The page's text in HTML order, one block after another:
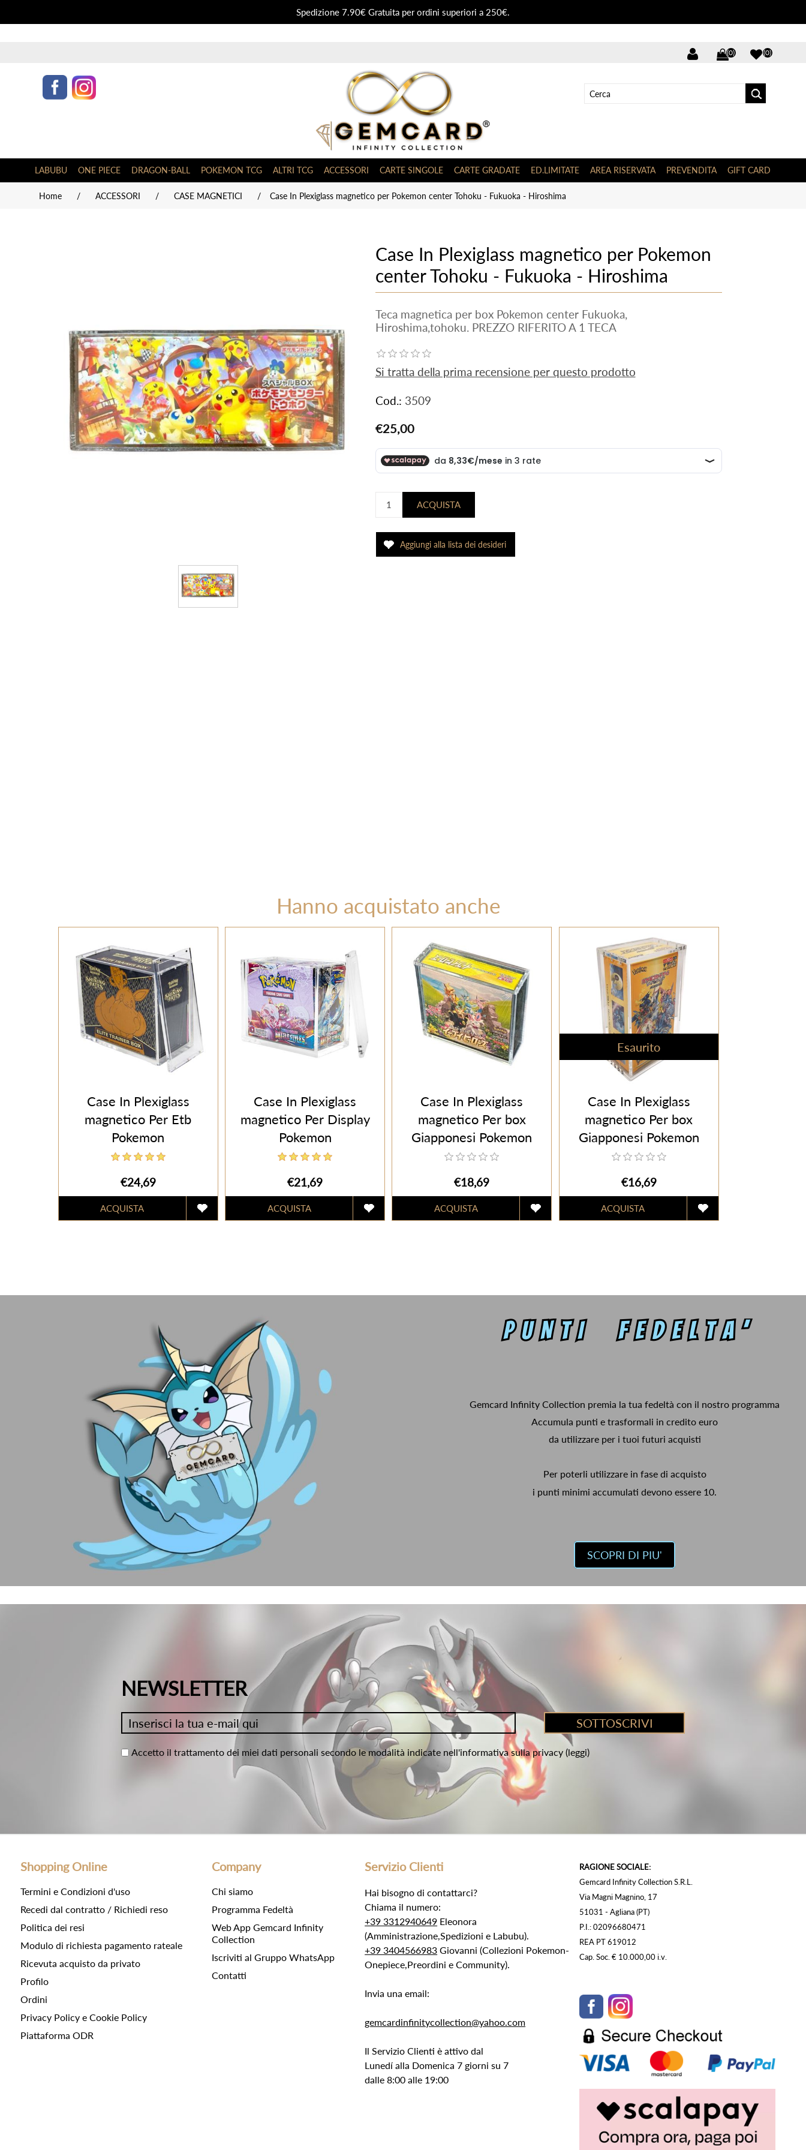
Spedizione 7.90€ Gratuita per ordini superiori a 250€.
(0) (0)
LABUBU ONE PIECE DRAGON-BALL POKEMON TCG ALTRI TCG ACCESSORI CARTE SINGOLE CARTE GRADATE ED.LIMITATE AREA RISERVATA PREVENDITA GIFT CARD
Home / ACCESSORI / CASE MAGNETICI / Case In Plexiglass magnetico per Pokemon center Tohoku - Fukuoka - Hiroshima
Case In Plexiglass magnetico per Pokemon
center Tohoku - Fukuoka - Hiroshima
Teca magnetica per box Pokemon center Fukuoka,
Hiroshima,tohoku. PREZZO RIFERITO A 1 TECA
Si tratta della prima recensione per questo prodotto
Cod.: 3509
€25,00
Hanno acquistato anche
Case In Plexiglass
magnetico Per Etb
Pokemon
€24,69
Case In Plexiglass
magnetico Per Display
Pokemon
€21,69
Case In Plexiglass
magnetico Per box
Giapponesi Pokemon
€18,69
Esaurito
Case In Plexiglass
magnetico Per box
Giapponesi Pokemon
€16,69
Gemcard Infinity Collection premia la tua fedeltà con il nostro programma
Accumula punti e trasformali in credito euro
da utilizzare per i tuoi futuri acquisti
Per poterli utilizzare in fase di acquisto
i punti minimi accumulati devono essere 10.
SCOPRI DI PIU'
NEWSLETTER
Accetto il trattamento dei miei dati personali secondo le modalità indicate nell'informativa sulla privacy (leggi)
Shopping Online
Termini e Condizioni d'uso
Recedi dal contratto / Richiedi reso
Politica dei resi
Modulo di richiesta pagamento rateale
Ricevuta acquisto da privato
Profilo
Ordini
Privacy Policy e Cookie Policy
Piattaforma ODR
Company
Chi siamo
Programma Fedeltà
Web App Gemcard Infinity
Collection
Iscriviti al Gruppo WhatsApp
Contatti
Servizio Clienti
Hai bisogno di contattarci?
Chiama il numero:
+39 3312940649 Eleonora
(Amministrazione,Spedizioni e Labubu).
+39 3404566983 Giovanni (Collezioni Pokemon-
Onepiece,Preordini e Community).
Invia una email:
gemcardinfinitycollection@yahoo.com
Il Servizio Clienti è attivo dal
Lunedí alla Domenica 7 giorni su 7
dalle 8:00 alle 19:00
RAGIONE SOCIALE:
Gemcard Infinity Collection S.R.L.
Via Magni Magnino, 17
51031 - Agliana (PT)
P.I.: 02096680471
REA PT 619012
Cap. Soc. € 10.000,00 i.v.